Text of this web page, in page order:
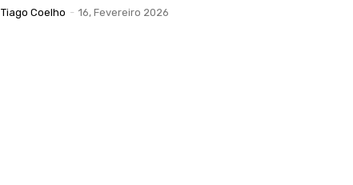
Tiago Coelho - 16, Fevereiro 2026